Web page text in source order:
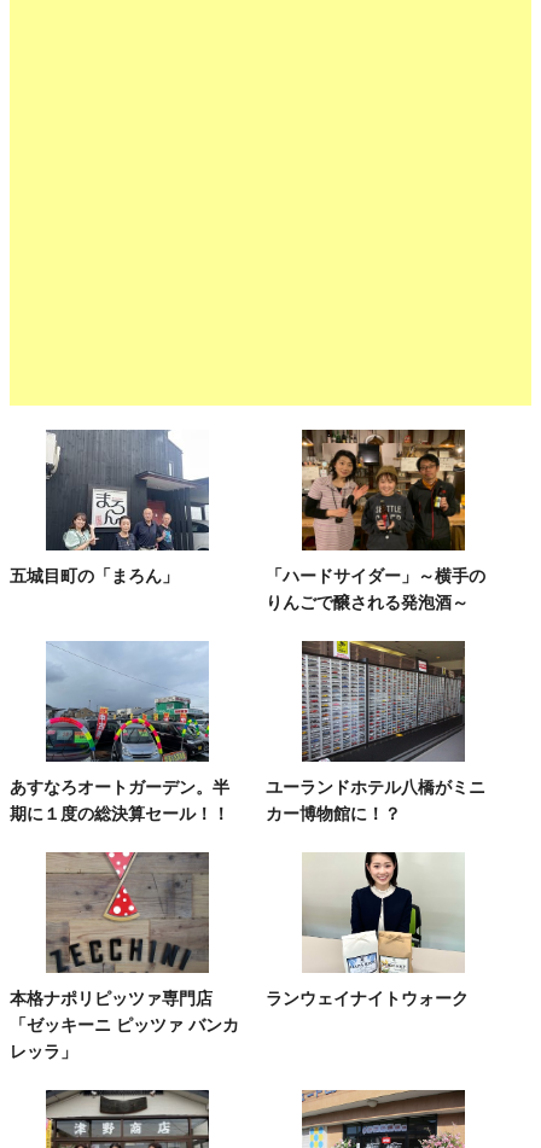
五城目町の「まろん」
「ハードサイダー」～横手の
りんごで醸される発泡酒～
あすなろオートガーデン。半
期に１度の総決算セール！！
ユーランドホテル八橋がミニ
カー博物館に！？
本格ナポリピッツァ専門店
「ゼッキーニ ピッツァ バンカ
レッラ」
ランウェイナイトウォーク